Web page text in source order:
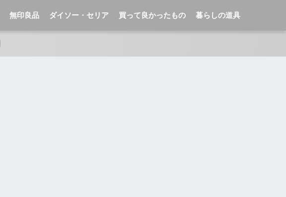
無印良品 ダイソー・セリア 買って良かったもの 暮らしの道具